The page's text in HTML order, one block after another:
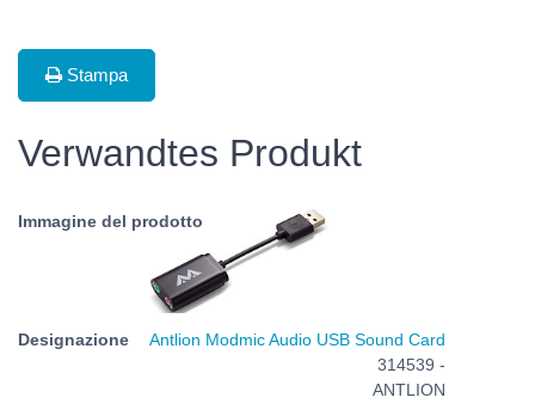
Stampa
Verwandtes Produkt
Antlion Modmic Audio USB Sound Card
314539 -
ANTLION